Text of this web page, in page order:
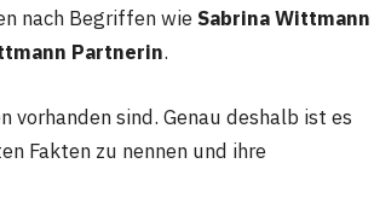
nach Begriffen wie Sabrina Wittmann
Partnerin.
sind. Genau deshalb ist es
Fakten zu nennen und ihre